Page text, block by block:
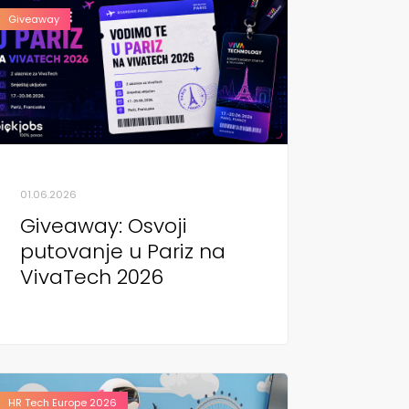
Giveaway
01.06.2026
Giveaway: Osvoji
putovanje u Pariz na
VivaTech 2026
HR Tech Europe 2026